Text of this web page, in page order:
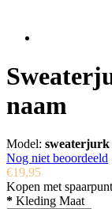
naam
Model: sweaterjurk
Nog niet beoordeeld
€19,95
Kopen met
* Kleding Maat